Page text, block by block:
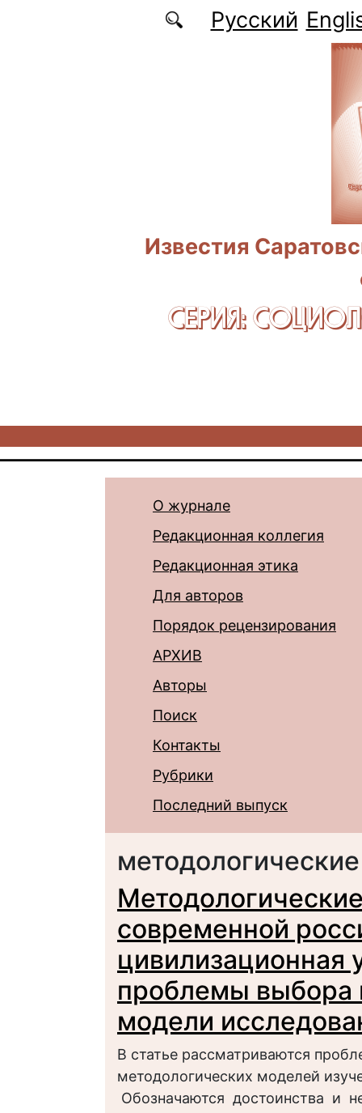
Перейти к основному содержаниюРусский
Известия
СЕРИЯ:
О журнале
Редакционная коллегия
Редакционная этика
Для авторов
Порядок рецензирования
АРХИВ
Авторы
Поиск
Контакты
Рубрики
Последний выпуск
современной
цивилизационная
проблемы выбора
модели
В статье рассматриваются
методологических моделей
Обозначаются достоинства и